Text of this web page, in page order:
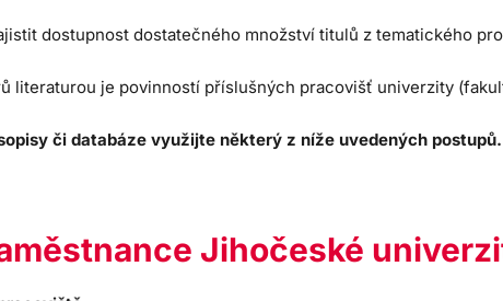
dostupnost dostatečného množství titulů z tematického
literaturou je povinností příslušných pracovišť univerzity
či databáze využijte některý z níže uvedených postupů.
Jihočeské